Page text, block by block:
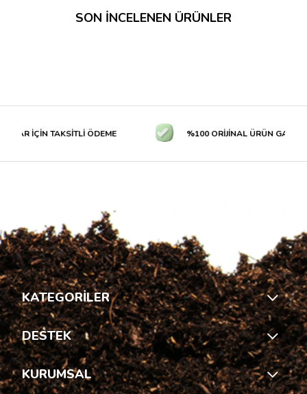
SON İNCELENEN ÜRÜNLER
İÇİN TAKSİTLİ ÖDEME %100 ORİJİNAL ÜRÜN
KATEGORİLER
DESTEK
KURUMSAL